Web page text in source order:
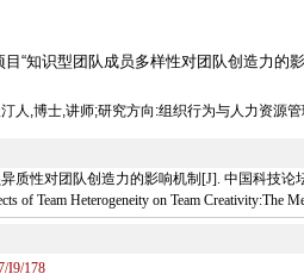
“知识型团队成员多样性对团队创造力的
人,博士,讲师;研究方向:组织行为与人力资源
质性对团队创造力的影响机制[J]. 中国科技论
of Team Heterogeneity on Team Creativity:The
I9/178